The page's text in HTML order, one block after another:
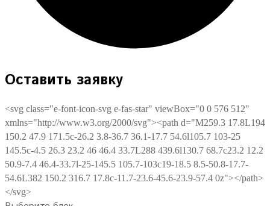
Оставить заявку